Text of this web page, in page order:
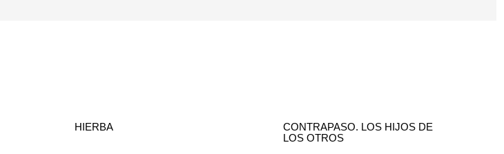
HIERBA
CONTRAPASO. LOS HIJOS DE
LOS OTROS